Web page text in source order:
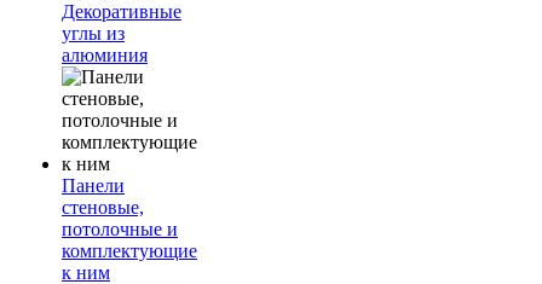
Декоративные
углы из
алюминия
Панели
стеновые,
потолочные и
комплектующие
к ним